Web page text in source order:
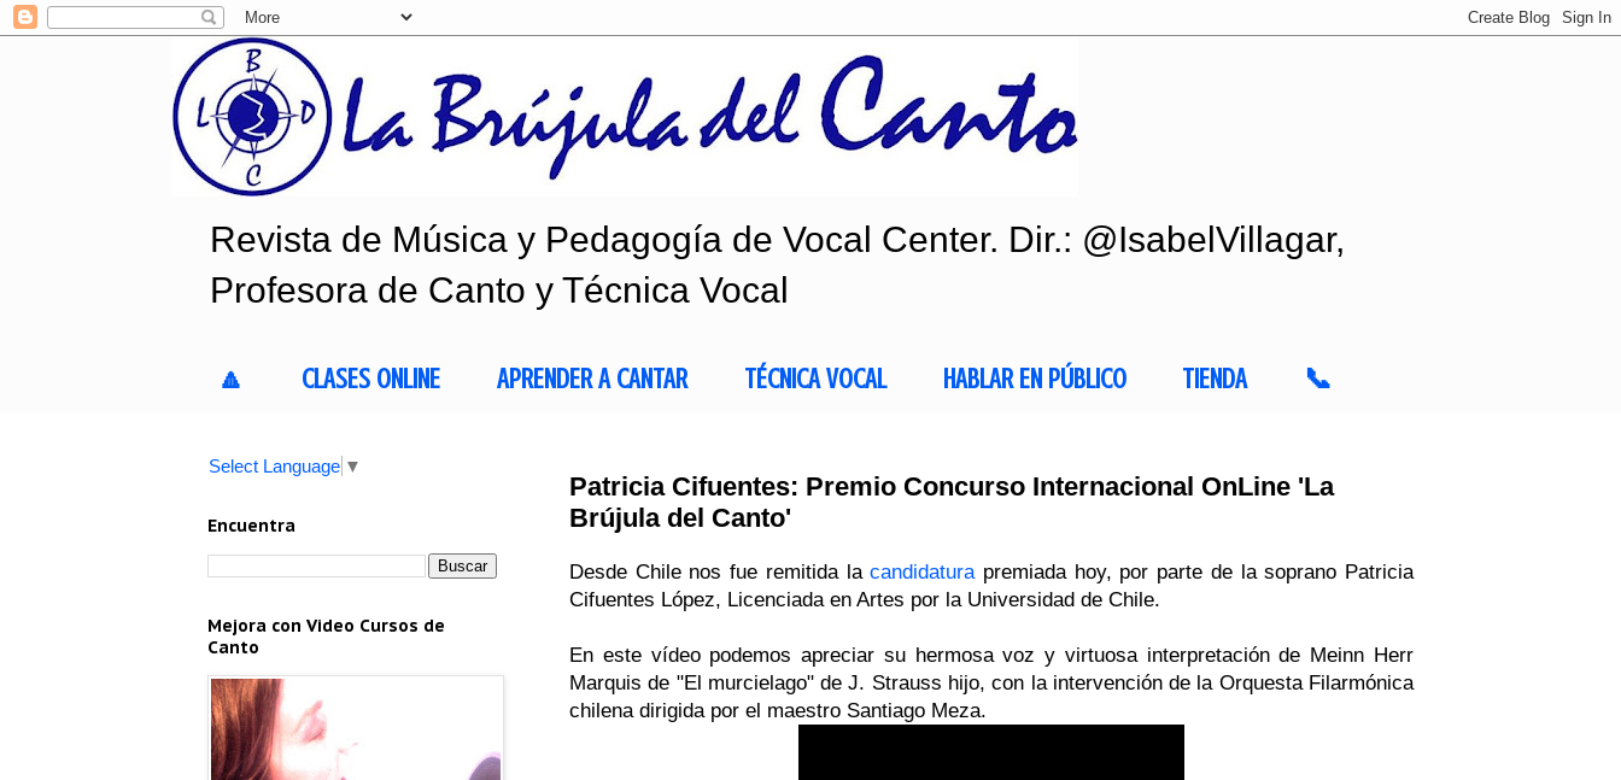
Revista de Música y Pedagogía de Vocal Center. Dir.: @IsabelVillagar,
Profesora de Canto y Técnica Vocal
🔼 CLASES ONLINE APRENDER A CANTAR TÉCNICA VOCAL HABLAR EN PÚBLICO TIENDA 📞
Patricia Cifuentes: Premio Concurso Internacional OnLine 'La
Brújula del Canto'
Desde Chile nos fue remitida lacandidatura premiada hoy, por parte de la soprano Patricia
Cifuentes López, Licenciada en Artes por la Universidad de Chile.
En este vídeo podemos apreciar su hermosa voz y virtuosa interpretación de Meinn Herr
Marquis de "El murcielago" de J. Strauss hijo, con la intervención de la Orquesta Filarmónica
chilena dirigida por el maestro Santiago Meza.
Select Language ▼
Encuentra
Mejora con Video Cursos de
Canto